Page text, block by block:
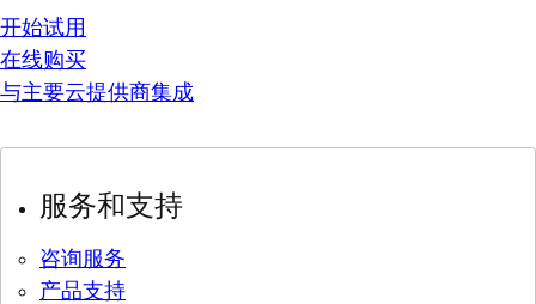
开始试用
在线购买
与主要云提供商集成
服务和支持
咨询服务
产品支持